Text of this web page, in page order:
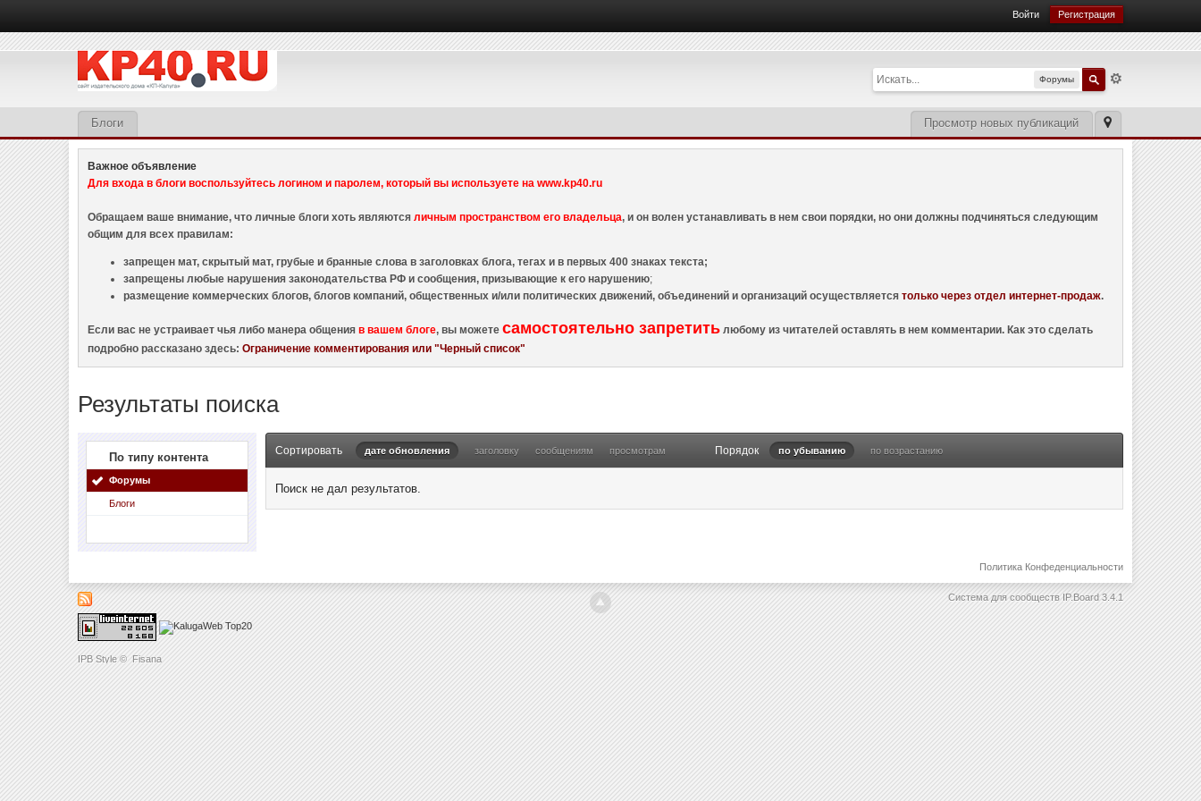
IPB Style © Fisana
Войти Регистрация
Форумы
Просмотр новых публикаций
Блоги
Важное объявление
Для входа в блоги воспользуйтесь логином и паролем, который вы используете на www.kp40.ru
Обращаем ваше внимание, что личные блоги хоть являютсяличным пространством его владельца, и он волен устанавливать в нем свои порядки, но они должны подчиняться следующим
общим для всех правилам:
запрещен мат, скрытый мат, грубые и бранные слова в заголовках блога, тегах и в первых 400 знаках текста;
запрещены любые нарушения законодательства РФ и сообщения, призывающие к его нарушению;
размещение коммерческих блогов, блогов компаний, общественных и/или политических движений, объединений и организаций осуществляетсятолько через отдел интернет-продаж.
Если вас не устраивает чья либо манера общенияв вашем блоге, вы можетесамостоятельно запретить любому из читателей оставлять в нем комментарии. Как это сделать
подробно рассказано здесь:Ограничение комментирования или "Черный список"
Результаты поиска
По типу контента
Форумы
Блоги
Сортировать дате обновления заголовку сообщениям просмотрам Порядок по убыванию по возрастанию
Поиск не дал результатов.
Политика Конфеденциальности
Система для сообществ IP.Board 3.4.1